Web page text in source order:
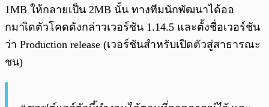
1MB ให้กลายเป็น 2MB นั้น ทางทีมนักพัฒนาได้ออ
กมาเิดตัวโคดดังกล่าวเวอร์ชัน 1.14.5 และตั้งชื่อเวอร์ชัน
ว่า Production release (เวอร์ชันสำหรับเปิดตัวสู่สาธารณะ
ชน)